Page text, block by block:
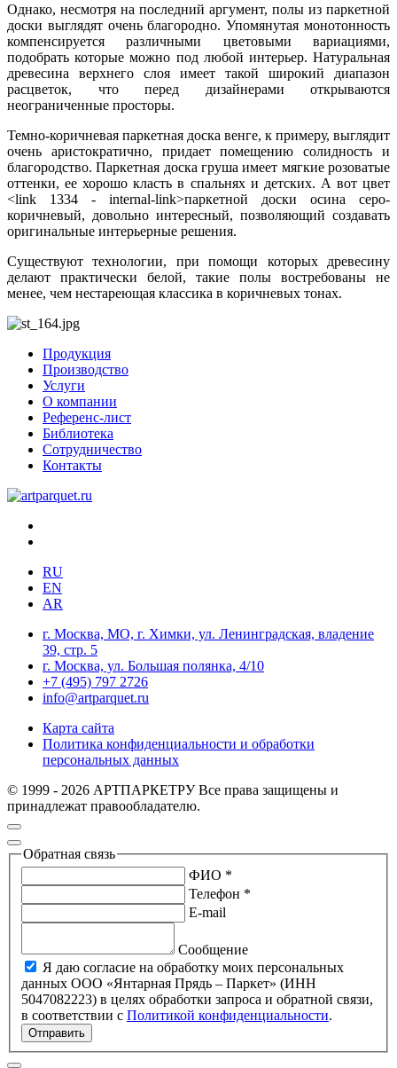
Однако, несмотря на последний аргумент, полы из паркетной
доски выглядят очень благородно. Упомянутая монотонность
компенсируется различными цветовыми вариациями,
подобрать которые можно под любой интерьер. Натуральная
древесина верхнего слоя имеет такой широкий диапазон
расцветок, что перед дизайнерами открываются
неограниченные просторы.
Темно-коричневая паркетная доска венге, к примеру, выглядит
очень аристократично, придает помещению солидность и
благородство. Паркетная доска груша имеет мягкие розоватые
оттенки, ее хорошо класть в спальнях и детских. А вот цвет
<link 1334 - internal-link>паркетной доски осина серо-
коричневый, довольно интересный, позволяющий создавать
оригинальные интерьерные решения.
Существуют технологии, при помощи которых древесину
делают практически белой, такие полы востребованы не
менее, чем нестареющая классика в коричневых тонах.
Продукция
Производство
Услуги
О компании
Референс-лист
Библиотека
Сотрудничество
Контакты
RU
EN
AR
г. Москва, МО, г. Химки, ул. Ленинградская, владение
39, стр. 5
г. Москва, ул. Большая полянка, 4/10
+7 (495) 797 2726
info@artparquet.ru
Карта сайта
Политика конфиденциальности и обработки
персональных данных
© 1999 - 2026 АРТПАРКЕТРУ Все права защищены и
принадлежат правообладателю.
Обратная связь
ФИО *
Телефон *
E-mail
Сообщение
Я даю согласие на обработку моих персональных
данных ООО «Янтарная Прядь – Паркет» (ИНН
5047082223) в целях обработки запроса и обратной связи,
в соответствии с Политикой конфиденциальности.
Отправить